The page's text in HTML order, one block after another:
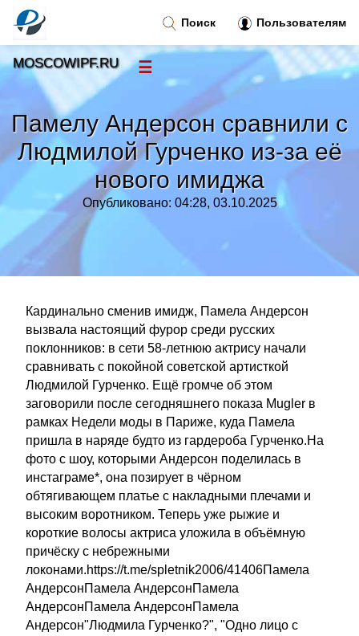
Памелу Андерсон сравнили с
Людмилой Гурченко из-за её
нового имиджа
Опубликовано: 04:28, 03.10.2025
Кардинально сменив имидж, Памела Андерсон
вызвала настоящий фурор среди русских
поклонников: в сети 58-летнюю актрису начали
сравнивать с покойной советской артисткой
Людмилой Гурченко. Ещё громче об этом
заговорили после сегодняшнего показа Mugler в
рамках Недели моды в Париже, куда Памела
пришла в наряде будто из гардероба Гурченко.На
фото с шоу, которыми Андерсон поделилась в
инстаграме*, она позирует в чёрном
обтягивающем платье с накладными плечами и
высоким воротником. Теперь уже рыжие и
короткие волосы актриса уложила в объёмную
причёску с небрежными
локонами.https://t.me/spletnik2006/41406Памела
АндерсонПамела АндерсонПамела
АндерсонПамела АндерсонПамела
Андерсон"Людмила Гурченко?", "Одно лицо с
Поиск Пользователям
MOSCOWIPF.RU ☰
Новости
Тренды новостей »
»
Правила »
Контакт»